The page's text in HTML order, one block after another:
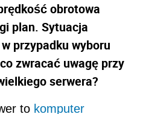
obrotowa
plan. Sytuacja
przypadku wyboru
zwracać uwagę przy
serwera?
to komputer